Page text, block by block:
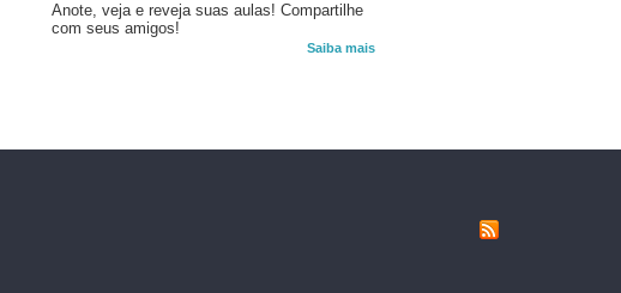
Anote, veja e reveja suas aulas! Compartilhe
com seus amigos!
Saiba mais